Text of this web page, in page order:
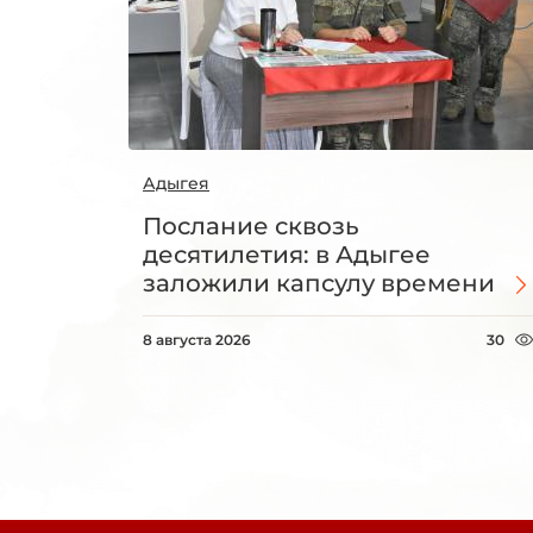
Адыгея
Послание сквозь
десятилетия: в Адыгее
заложили капсулу времени
8 августа 2026 30